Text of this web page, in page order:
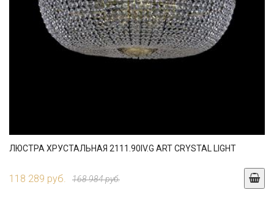
ЛЮСТРА ХРУСТАЛЬНАЯ 2111.90IV.G ART CRYSTAL LIGHT
118 289 руб. 168 984 руб.